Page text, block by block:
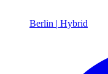
Berlin | Hybrid